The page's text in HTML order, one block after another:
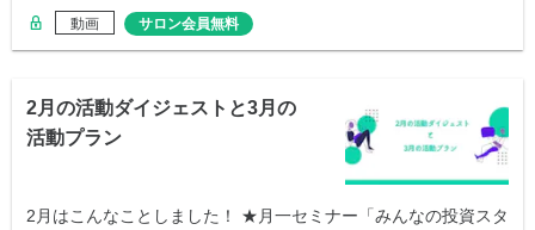
動画 サロン会員無料
2月の活動ダイジェストと3月の
活動プラン
2月はこんなことしました！ ★月一セミナー「みんなの投資スタ